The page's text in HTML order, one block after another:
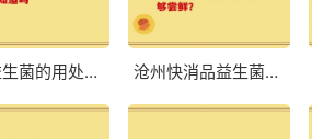
酵母益生菌的用处与功效你知道吗 沧州快消品益生菌酸奶，口感与营养到底够不够尝鲜？